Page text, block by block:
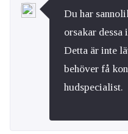
Du har
orsakar
Detta är inte
behöver få
hudspecialist.